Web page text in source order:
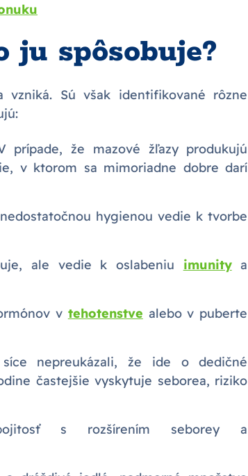
ju spôsobuje?
Sú však identifikované rôzne
prípade, že mazové žľazy produkujú
v ktorom sa mimoriadne dobre darí
hygienou vedie k tvorbe
ale vedie k oslabeniu imunitya
v tehotenstve alebo v puberte
nepreukázali, že ide o dedičné
častejšie vyskytuje seborea, riziko
s rozšírením seborey a